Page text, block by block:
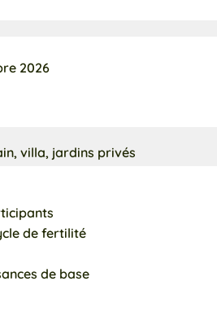
2026
villa, jardins privés
de fertilité
de base